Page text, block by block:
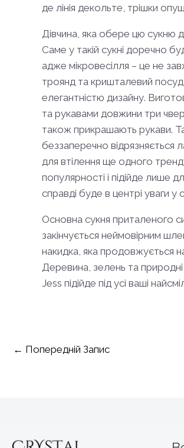
де лінія декольте, трішки
Дівчина, яка обере цю сукню
Саме у такій сукні доречно
адже мікровесілля – це не
троянд та кришталевий
елегантністю дизайну.
та рукавами довжини три
також прикрашають рукави.
беззаперечно відрязняється
для втілення ще одного
популярності і підійде лише
справді буде в центрі уваги
Основна сукня приталеного
закінчується неймовірним
накидка, яка продовжується
Деревина, зелень та
Jess підійде під усі ваші
Навігація
← Попередній Запис